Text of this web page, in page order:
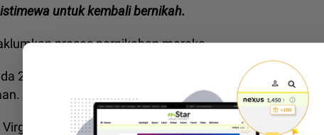
untuk kembali bernikah.
proses pernikahan mereka.
26 Februari 2026 namun tempatnya masih belum
akan menyerahkan barang kemas seberat 4.90